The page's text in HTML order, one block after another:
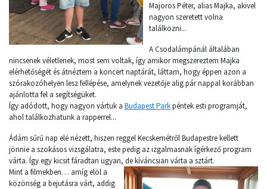
Majoros Péter, alias Majka, akivel
nagyon szeretett volna
találkozni...
A Csodalámpánál általában
nincsenek véletlenek, most sem voltak, így amikor megszereztem Majka
elérhetőségét és átnéztem a koncert naptárát, láttam, hogy éppen azon a
szórakozóhelyen lesz fellépése, amelynek vezetője alig pár nappal korábban
ajánlotta fel a segítségüket.
Így adódott, hogy nagyon vártuk a Budapest Parkpéntek esti programját,
ahol találkozhatunk a rapperrel...
Ádám sűrű nap elé nézett, hiszen reggel Kecskemétről Budapestre kellett
jönnie a szokásos vizsgálatra, este pedig az izgalmasnak ígérkező program
várta. Így egy kicsit fáradtan ugyan, de kíváncsian várta a sztárt.
Mint a filmekben… amíg elöl a
közönség a bejutásra várt, addig